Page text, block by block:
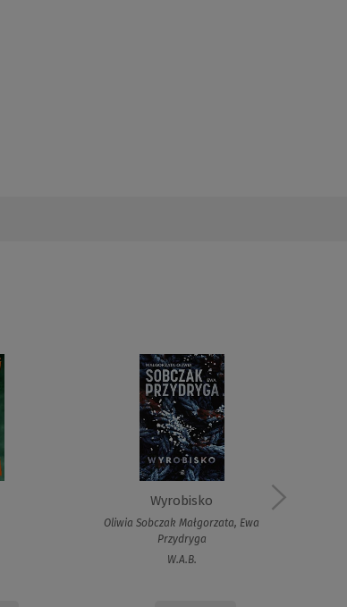
Wyrobisko
Oliwia Sobczak Małgorzata, Ewa
Przydryga
W.A.B.